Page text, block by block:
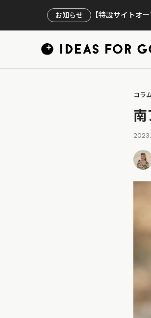
お知らせ 【特設サイトオ
コラ
南